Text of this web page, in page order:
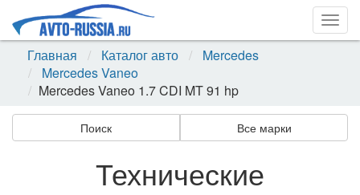
Главная
Каталог авто
Mercedes
Mercedes Vaneo
Mercedes Vaneo 1.7 CDI MT 91 hp
Поиск Все марки
Технические